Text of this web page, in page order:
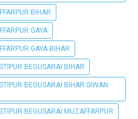
BIHAR
GAYA
GAYA BIHAR
BEGUSARAI BIHAR
BEGUSARAI BIHAR SIWAN
BEGUSARAI MUZAFFARPUR